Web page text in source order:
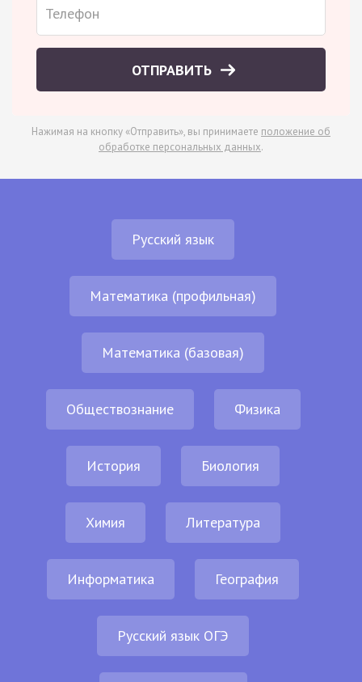
ОТПРАВИТЬ
Нажимая на кнопку «Отправить», вы принимаете положение об
обработке персональных данных.
Русский язык
Математика (профильная)
Математика (базовая)
Обществознание Физика
История Биология
Химия Литература
Информатика География
Русский язык ОГЭ